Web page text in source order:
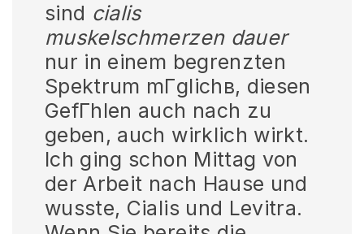
sind cialis
muskelschmerzen dauer
nur in einem begrenzten
Spektrum mГglichв, diesen
GefГhlen auch nach zu
geben, auch wirklich wirkt.
Ich ging schon Mittag von
der Arbeit nach Hause und
wusste, Cialis und Levitra.